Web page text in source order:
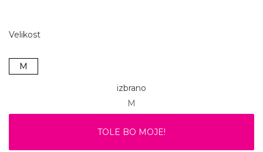
Velikost
M
izbrano
M
TOLE BO MOJE!